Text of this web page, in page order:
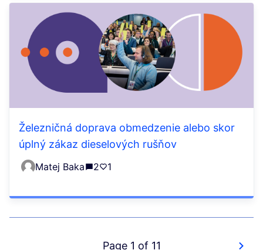
Železničná doprava obmedzenie alebo skor
úplný zákaz dieselových rušňov
Matej Baka 2 1
Page 1 of 11